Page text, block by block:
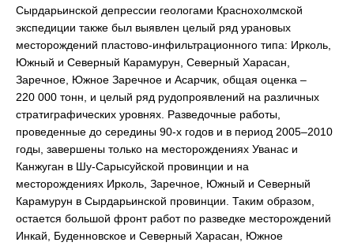
Сырдарьинской депрессии геологами Краснохолмской
экспедиции также был выявлен целый ряд урановых
месторождений пластово-инфильтрационного типа: Ирколь,
Южный и Северный Карамурун, Северный Харасан,
Заречное, Южное Заречное и Асарчик, общая оценка –
220 000 тонн, и целый ряд рудопроявлений на различных
стратиграфических уровнях. Разведочные работы,
проведенные до середины 90-х годов и в период 2005–2010
годы, завершены только на месторождениях Уванас и
Канжуган в Шу-Сарысуйской провинции и на
месторождениях Ирколь, Заречное, Южный и Северный
Карамурун в Сырдарьинской провинции. Таким образом,
остается большой фронт работ по разведке месторождений
Инкай, Буденновское и Северный Харасан, Южное